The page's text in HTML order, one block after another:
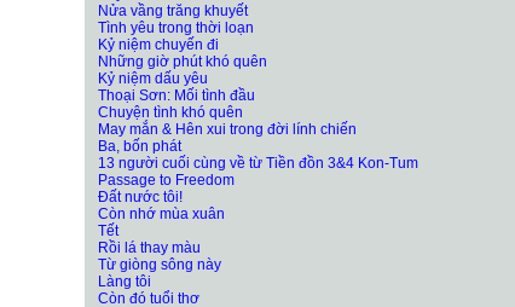
Nửa vầng trăng khuyết
Tình yêu trong thời loạn
Kỷ niệm chuyến đi
Những giờ phút khó quên
Kỷ niệm dấu yêu
Thoại Sơn: Mối tình đầu
Chuyện tình khó quên
May mắn & Hên xui trong đời lính chiến
Ba, bốn phát
13 người cuối cùng về từ Tiền đồn 3&4 Kon-Tum
Passage to Freedom
Đất nước tôi!
Còn nhớ mùa xuân
Tết
Rồi lá thay màu
Từ giòng sông này
Làng tôi
Còn đó tuổi thơ